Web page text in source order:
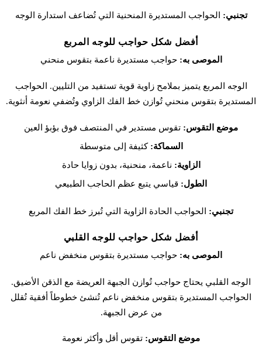
تجنبي: الحواجب المستديرة المنحنية التي تُضاعف استدارة الوجه
أفضل شكل حواجب للوجه المربع
الموصى به: حواجب مستديرة ناعمة بتقوس منحني
الوجه المربع يتميز بملامح زاوية قوية تستفيد من التليين. الحواجب
المستديرة بتقوس منحني تُوازن خط الفك الزاوي وتُضفي نعومة أنثوية.
موضع التقوس: تقوس مستدير في المنتصف فوق بؤبؤ العين
السماكة: كثيفة إلى متوسطة
الزاوية: ناعمة، منحنية، بدون زوايا حادة
الطول: قياسي يتبع عظم الحاجب الطبيعي
تجنبي: الحواجب الحادة الزاوية التي تُبرز خط الفك المربع
أفضل شكل حواجب للوجه القلبي
الموصى به: حواجب مستديرة بتقوس منخفض ناعم
الوجه القلبي يحتاج حواجب تُوازن الجبهة العريضة مع الذقن الأضيق.
الحواجب المستديرة بتقوس منخفض ناعم تُنشئ خطوطاً أفقية تُقلل
من عرض الجبهة.
موضع التقوس: تقوس أقل وأكثر نعومة